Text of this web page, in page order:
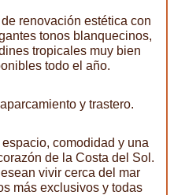
renovación estética con
tonos blanquecinos,
tropicales muy bien
todo el año.
y trastero.
comodidad y una
de la Costa del Sol.
vivir cerca del mar
más exclusivos y todas